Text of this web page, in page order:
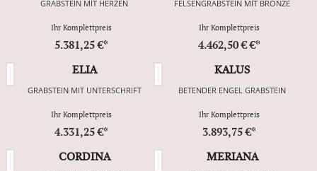
GRABSTEIN MIT HERZEN
Ihr Komplettpreis
5.381,25 €*
FELSENGRABSTEIN MIT BRONZE
Ihr Komplettpreis
4.462,50 € €*
ELIA
GRABSTEIN MIT UNTERSCHRIFT
Ihr Komplettpreis
4.331,25 €*
KALUS
BETENDER ENGEL GRABSTEIN
Ihr Komplettpreis
3.893,75 €*
CORDINA
MERIANA